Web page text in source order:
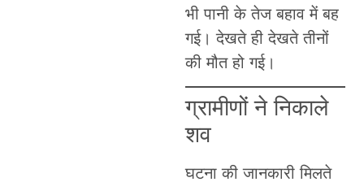
भी पानी के तेज बहाव में बह
गई। देखते ही देखते तीनों
की मौत हो गई।
ग्रामीणों ने निकाले
शव
घटना की जानकारी मिलते